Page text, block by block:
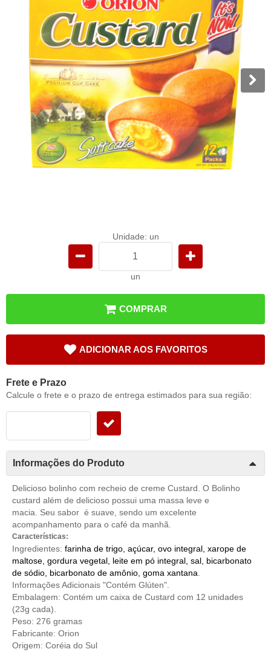
Unidade: un
un
COMPRAR
ADICIONAR AOS FAVORITOS
Frete e Prazo
Calcule o frete e o prazo de entrega estimados para sua região:
Informações do Produto
Delicioso bolinho com recheio de creme Custard. O Bolinho
custard além de delicioso possui uma massa leve e
macia. Seu sabor é suave, sendo um excelente
acompanhamento para o café da manhã.
Características:
Ingredientes: farinha de trigo, açúcar, ovo integral, xarope de
maltose, gordura vegetal, leite em pó integral, sal, bicarbonato
de sódio, bicarbonato de amônio, goma xantana
Informações Adicionais "Contém Glúten".
Embalagem: Contém um caixa de Custard com 12 unidades
(23g cada).
Peso: 276 gramas
Fabricante: Orion
Origem: Coréia do Sul